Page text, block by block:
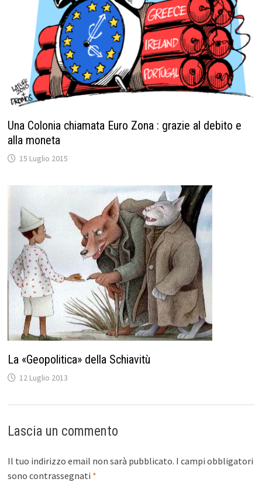
Una Colonia chiamata Euro Zona : grazie al debito e
alla moneta
15 Luglio 2015
La «Geopolitica» della Schiavitù
12 Luglio 2013
Lascia un commento
Il tuo indirizzo email non sarà pubblicato. I campi obbligatori
sono contrassegnati *